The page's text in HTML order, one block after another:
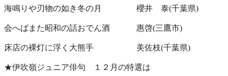
海鳴りや刃物の如き冬の月 櫻井 泰(千葉県)
会へばまた昭和の話おでん酒 惠啓(三鷹市)
床店の裸灯に浮く大熊手 美佐枝(千葉県)
★伊吹嶺ジュニア俳句 １２月の特選は